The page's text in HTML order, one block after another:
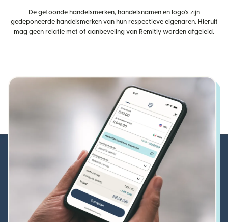
De getoonde handelsmerken, handelsnamen en logo's zijn
gedeponeerde handelsmerken van hun respectieve eigenaren. Hieruit
mag geen relatie met of aanbeveling van Remitly worden afgeleid.